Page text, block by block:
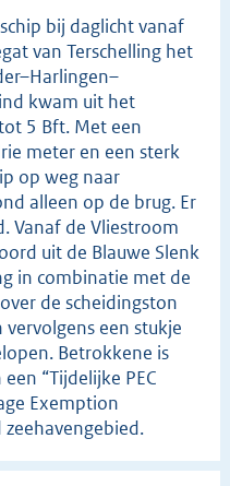
bij daglicht vanaf
van Terschelling het
kwam uit het
5 Bft. Met een
meter en een sterk
op weg naar
alleen op de brug. Er
Vanaf de Vliestroom
uit de Blauwe Slenk
in combinatie met de
de scheidingston
een stukje
Betrokkene is
“Tijdelijke PEC
Exemption